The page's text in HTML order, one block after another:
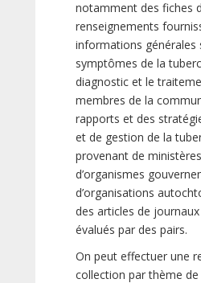
notamment des fiches
renseignements
informations générales
symptômes de la
diagnostic et le
membres de la
rapports et des
et de gestion de la
provenant de
d’organismes
d’organisations
des articles de
évalués par des pairs.
On peut effectuer une
collection par thème